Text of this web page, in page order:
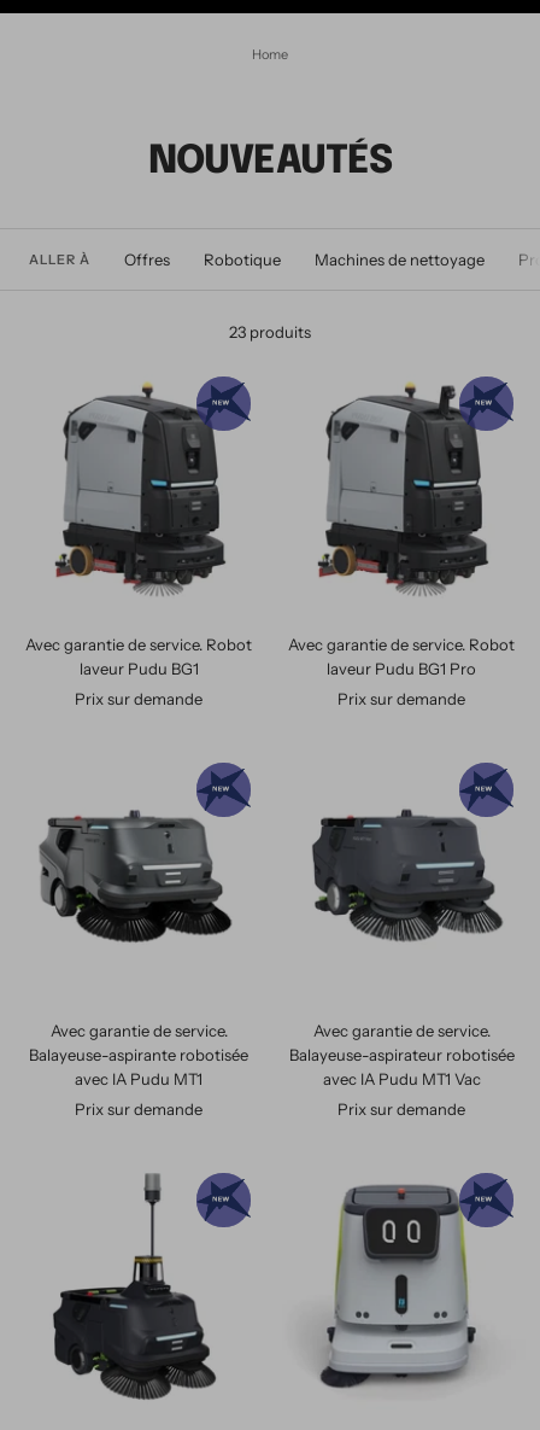
Home
NOUVEAUTÉS
ALLER À Offres Robotique Machines de nettoyage
23 produits
Avec garantie de service. Robot
laveur Pudu BG1
Prix sur demande
Avec garantie de service. Robot
laveur Pudu BG1 Pro
Prix sur demande
Avec garantie de service.
Balayeuse-aspirante robotisée
avec IA Pudu MT1
Prix sur demande
Avec garantie de service.
Balayeuse-aspirateur robotisée
avec IA Pudu MT1 Vac
Prix sur demande